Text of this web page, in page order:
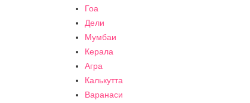
Гоа
Дели
Мумбаи
Керала
Агра
Калькутта
Варанаси